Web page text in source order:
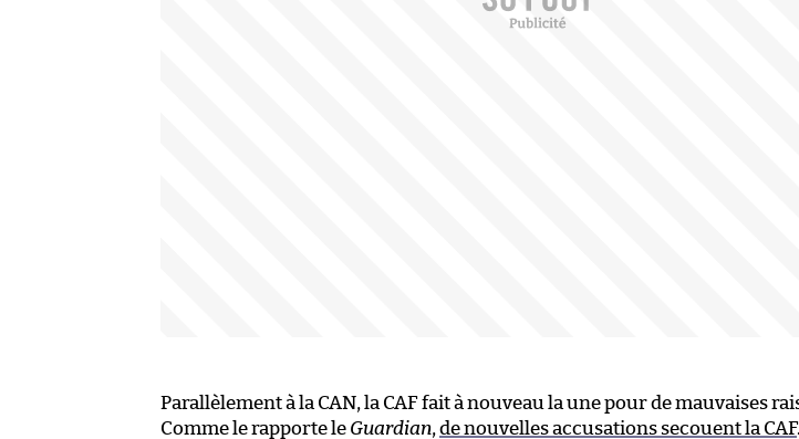
Parallèlement à la CAN, la CAF fait à nouveau la une pour de mauvaises
Comme le rapporte le Guardian, de nouvelles accusations secouent la CAF